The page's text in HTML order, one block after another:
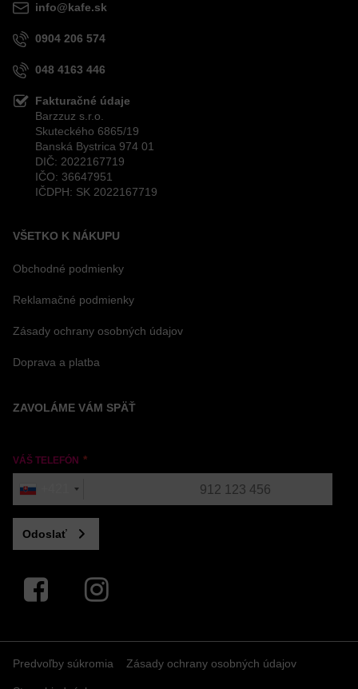
info@kafe.sk
0904 206 574
048 4163 446
Fakturačné údaje
Barzzuz s.r.o.
Skuteckého 6865/19
Banská Bystrica 974 01
DIČ: 2022167719
IČO: 36647951
IČDPH: SK 2022167719
VŠETKO K NÁKUPU
Obchodné podmienky
Reklamačné podmienky
Zásady ochrany osobných údajov
Doprava a platba
ZAVOLÁME VÁM SPÄŤ
VÁŠ TELEFÓN
Odoslať
Facebook Instagram
Predvoľby súkromia Zásady ochrany osobných údajov